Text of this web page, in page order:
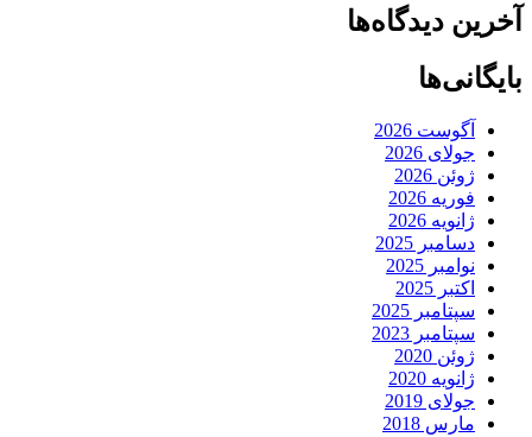
آخرین دیدگاه‌ها
بایگانی‌ها
آگوست 2026
جولای 2026
ژوئن 2026
فوریه 2026
ژانویه 2026
دسامبر 2025
نوامبر 2025
اکتبر 2025
سپتامبر 2025
سپتامبر 2023
ژوئن 2020
ژانویه 2020
جولای 2019
مارس 2018